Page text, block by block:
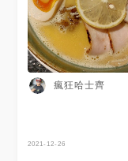
餐機時會先選麵是要
硬 今天選適中 但覺
是有一點偏硬 不過還
麵上的時候服務人員
知 先喝喝看湯 濃淡
調～ 今天點的是台灣
得吃起來蠻剛好的 很
😋 另外選了有溏心蛋
洋蔥、蘿蔔絲、杏鮑
瘋狂哈士齊
2021-12-26